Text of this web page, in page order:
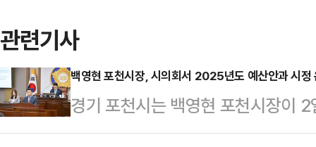
관련기사
백영현 포천시장, 시의회서 2025년도 예산안과 시정
경기 포천시는 백영현 포천시장이
회의에서 2025년도 예산안과 시정